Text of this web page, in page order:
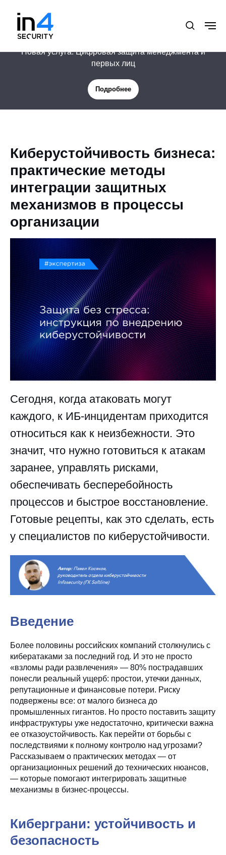
Новая услуга: Цифровая защита менеджмента и
первых лиц
Подробнее
Киберустойчивость бизнеса:
практические методы
интеграции защитных
механизмов в процессы
организации
Сегодня, когда атаковать могут
каждого, к ИБ-инцидентам приходится
относиться как к неизбежности. Это
значит, что нужно готовиться к атакам
заранее, управлять рисками,
обеспечивать бесперебойность
процессов и быстрое восстановление.
Готовые рецепты, как это сделать, есть
у специалистов по киберустойчивости.
Введение
Более половины российских компаний столкнулись с
кибератаками за последний год. И это не просто
«взломы ради развлечения» — 80% пострадавших
понесли реальный ущерб: простои, утечки данных,
репутационные и финансовые потери. Риску
подвержены все: от малого бизнеса до
промышленных гигантов. Но просто поставить защиту
инфраструктуры уже недостаточно, критически важна
ее отказоустойчивость. Как перейти от борьбы с
последствиями к полному контролю над угрозами?
Рассказываем о практических методах — от
организационных решений до технических нюансов,
— которые помогают интегрировать защитные
механизмы в бизнес-процессы.
Киберграни: устойчивость и
безопасность